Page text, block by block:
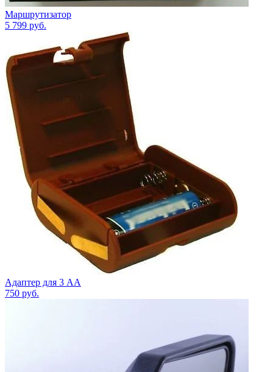
Маршрутизатор
5 799 руб.
Адаптер для 3 АА
750 руб.